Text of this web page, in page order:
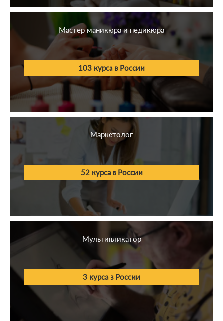
Мастер маникюра и педикюра
103 курса в России
Маркетолог
52 курса в России
Мультипликатор
3 курса в России
1С
Иностранные языки
Блогинг и соц. сети
Психология
Общественное питание
Искусство
Здравоохранение
Право